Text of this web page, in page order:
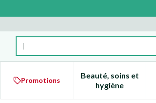
Rechercher
Promotions
Beauté, soins et
hygièneAfficher le